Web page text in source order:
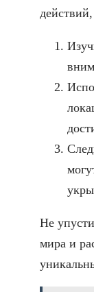
Не
мира и